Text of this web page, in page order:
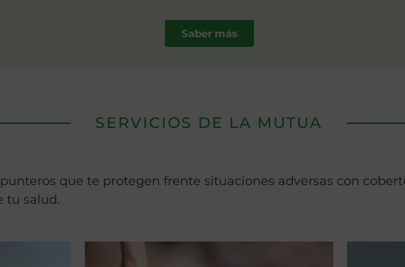
Saber más
SERVICIOS DE LA MUTUA
que te protegen frente situaciones adversas con
tu salud.